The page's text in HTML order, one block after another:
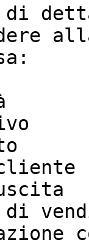
di
di